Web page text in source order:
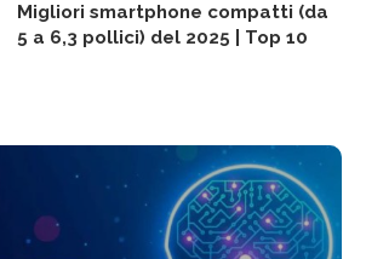
Migliori smartphone compatti (da
5 a 6,3 pollici) del 2025 | Top 10